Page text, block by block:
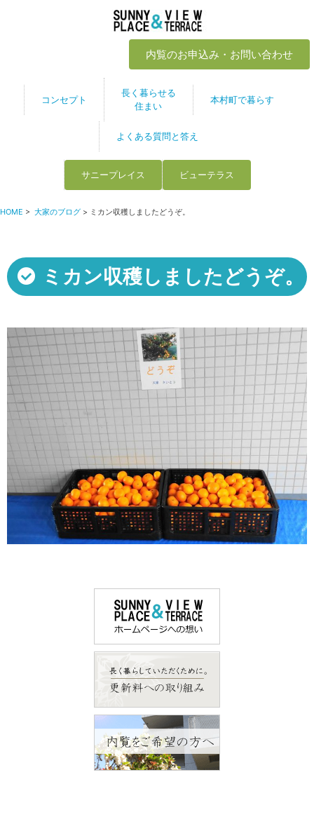
内覧のお申込み・お問い合わせ
コンセプト
長く暮らせる
住まい
本村町で暮らす
よくある質問と答え
サニープレイス ビューテラス
HOME > 大家のブログ > ミカン収穫しましたどうぞ。
ミカン収穫しましたどうぞ。